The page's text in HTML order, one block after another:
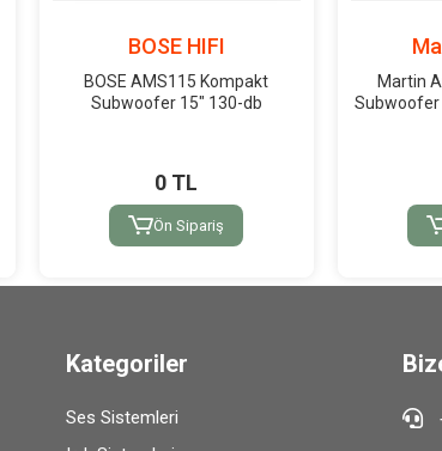
BOSE HIFI
BOSE AMS115 Kompakt
Subwoofer 15" 130-db
0 TL
Ön Sipariş
Martin
Subwoofer
Kategoriler
Ses Sistemleri